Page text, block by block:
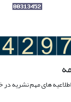
اطلاعیه های مهم نشریه